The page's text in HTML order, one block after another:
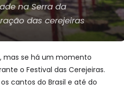
na Serra da
das cerejeiras
mas se há um momento
o Festival das Cerejeiras.
cantos do Brasil e até do